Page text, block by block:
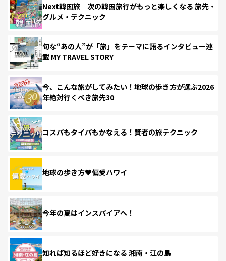
Next韓国旅 次の韓国旅行がもっと楽しくなる 旅先・
グルメ・テクニック
旬な“あの人”が「旅」をテーマに語るインタビュー連
載 MY TRAVEL STORY
今、こんな旅がしてみたい！地球の歩き方が選ぶ2026
年絶対行くべき旅先30
コスパもタイパもかなえる！賢者の旅テクニック
地球の歩き方♥偏愛ハワイ
今年の夏はインスパイアへ！
知れば知るほど好きになる 湘南・江の島